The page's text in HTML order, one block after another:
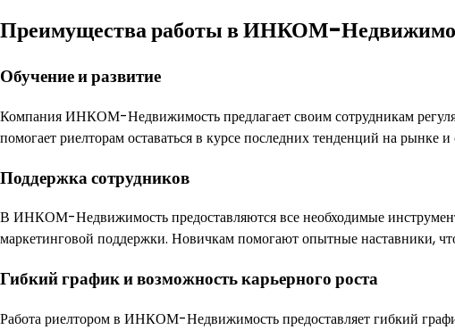
Преимущества работы в ИНКОМ-
Обучение и развитие
Компания ИНКОМ-Недвижимость предлагает своим сотрудникам
помогает риелторам оставаться в курсе последних тенденций на рынке
Поддержка сотрудников
В ИНКОМ-Недвижимость предоставляются все необходимые
маркетинговой поддержки. Новичкам помогают опытные наставники,
Гибкий график и возможность карьерного роста
Работа риелтором в ИНКОМ-Недвижимость предоставляет гибкий